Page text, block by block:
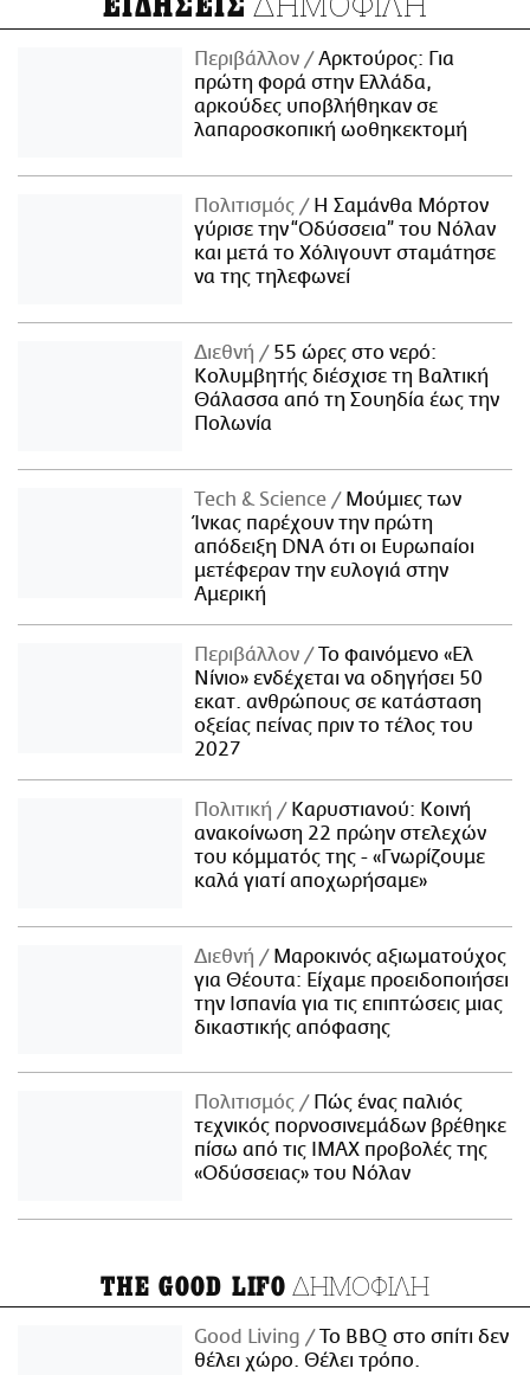
Περιβάλλον
Αρκτούρος: Για
πρώτη φορά στην Ελλάδα,
αρκούδες υποβλήθηκαν σε
λαπαροσκοπική ωοθηκεκτομή
Πολιτισμός
Η Σαμάνθα Μόρτον
γύρισε την “Οδύσσεια” του Νόλαν
και μετά το Χόλιγουντ σταμάτησε
να της τηλεφωνεί
Διεθνή
55 ώρες στο νερό:
Κολυμβητής διέσχισε τη Βαλτική
Θάλασσα από τη Σουηδία έως την
Πολωνία
Τech & Science
Μούμιες των
Ίνκας παρέχουν την πρώτη
απόδειξη DNA ότι οι Ευρωπαίοι
μετέφεραν την ευλογιά στην
Αμερική
Περιβάλλον
Το φαινόμενο «Ελ
Νίνιο» ενδέχεται να οδηγήσει 50
εκατ. ανθρώπους σε κατάσταση
οξείας πείνας πριν το τέλος του
2027
Πολιτική
Καρυστιανού: Κοινή
ανακοίνωση 22 πρώην στελεχών
του κόμματός της - «Γνωρίζουμε
καλά γιατί αποχωρήσαμε»
Διεθνή
Μαροκινός αξιωματούχος
για Θέουτα: Είχαμε προειδοποιήσει
την Ισπανία για τις επιπτώσεις μιας
δικαστικής απόφασης
Πολιτισμός
Πώς ένας παλιός
τεχνικός πορνοσινεμάδων βρέθηκε
πίσω από τις IMAX προβολές της
«Οδύσσειας» του Νόλαν
THE GOOD LIFO ΔΗΜΟΦΙΛΗ
Good Living
Το BBQ στο σπίτι δεν
θέλει χώρο. Θέλει τρόπο.